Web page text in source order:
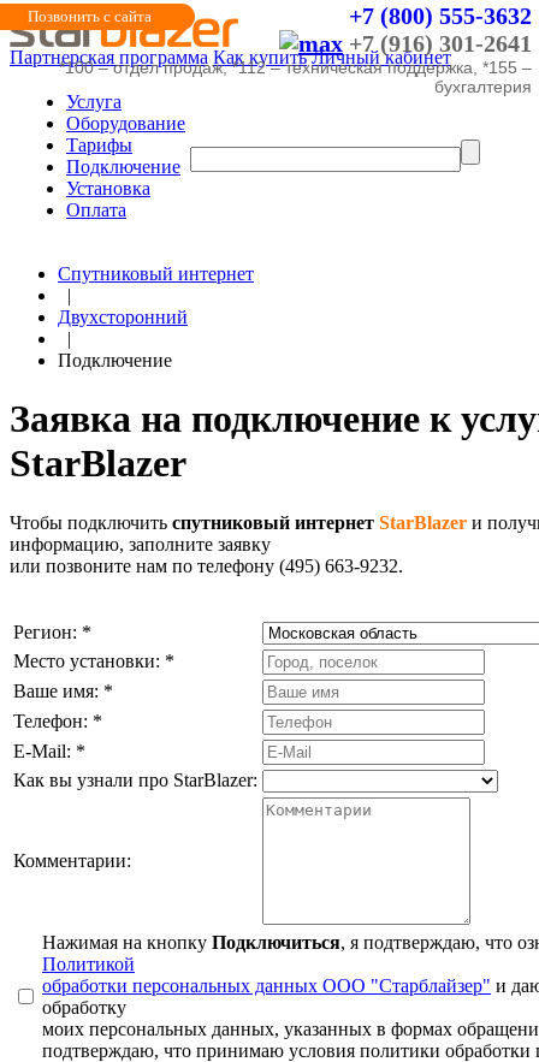
+7 (800) 555-3632
+7 (916) 301-2641
Позвонить с сайта
*100 – отдел продаж, *112 – техническая поддержка, *155 –
бухгалтерия
Партнерская программа Как купить Личный кабинет
Услуга
Оборудование
Тарифы
Подключение
Установка
Оплата
Спутниковый интернет
|
Двухсторонний
|
Подключение
Заявка на подключение к
StarBlazer
Чтобы подключить спутниковый интернет StarBlazer и
информацию, заполните заявку
или позвоните нам по телефону (495) 663-9232.
Регион: *
Место установки: *
Ваше имя: *
Телефон: *
E-Mail: *
Как вы узнали про StarBlazer:
Комментарии:
Нажимая на кнопку Подключиться, я подтверждаю, что
Политикой
обработки персональных данных ООО "Старблайзер" и
обработку
моих персональных данных, указанных в формах
подтверждаю, что принимаю условия политики обработки